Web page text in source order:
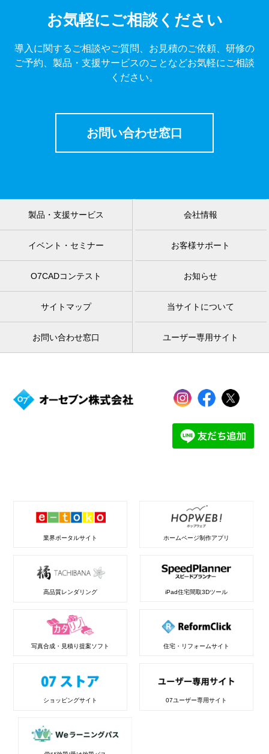
お気軽にご相談ください
導入に関するご相談やご質問、お見積のご依頼、研修の
ご予約、製品・支援サービスのことなどお気軽にご相談
ください。
お問い合わせ窓口
製品・支援サービス 会社情報
イベント・セミナー お客様サポート
O7CADコンテスト お知らせ
サイトマップ 当サイトについて
お問い合わせ窓口 ユーザー専用サイト
業界ポータルサイト ホームページ制作アプリ
高品質レンダリング iPad住宅間取3Dツール
写真合成・見積り提案ソフト 住宅・リフォームサイト
ショッピングサイト 07ユーザー専用サイト